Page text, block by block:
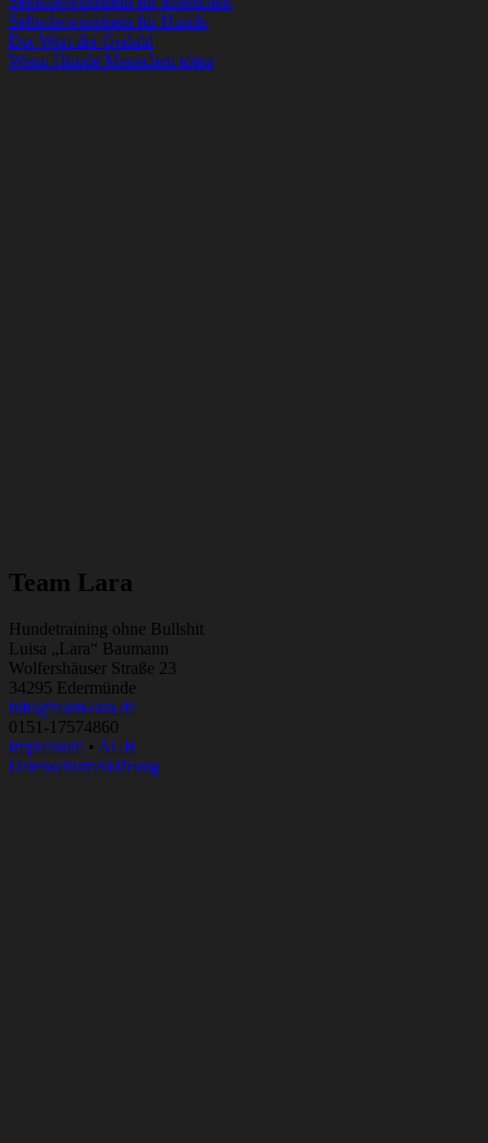
Selbstbewusstsein für Hunde
Der Wert der Geduld
Wenn Hunde Menschen töten
Team Lara
Hundetraining ohne Bullshit
Luisa „Lara“ Baumann
Wolfershäuser Straße 23
34295 Edermünde
info@team-lara.de
0151-17574860
Impressum • AGB
Datenschutzerklärung